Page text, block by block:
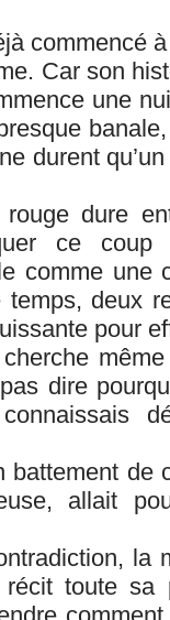
commencé
Car son
une
durent
dure
ce
comme une
temps, deux
pour
dire
battement
allait
la
toute sa